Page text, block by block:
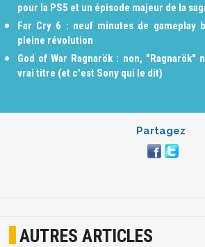
pour la PS5 et un épisode majeur de la
Far Cry 6 : neuf minutes de gameplay
pleine révolution
God of War Ragnarök : non, "Ragnarök"
vrai titre (et c'est Sony qui le dit)
Partagez
AUTRES ARTICLES